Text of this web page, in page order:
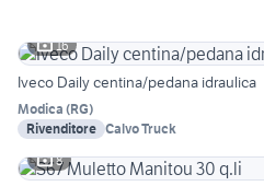
16
Iveco Daily centina/pedana idraulica
Modica (RG)
Rivenditore Calvo Truck
8